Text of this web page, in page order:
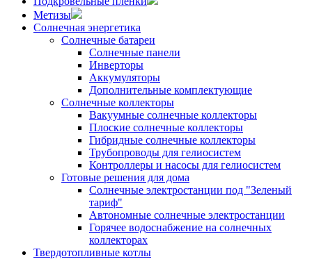
Метизы
Солнечная энергетика
Солнечные батареи
Солнечные панели
Инверторы
Аккумуляторы
Дополнительные комплектующие
Солнечные коллекторы
Вакуумные солнечные коллекторы
Плоские солнечные коллекторы
Гибридные солнечные коллекторы
Трубопроводы для гелиосистем
Контроллеры и насосы для гелиосистем
Готовые решения для дома
Солнечные электростанции под "Зеленый
тариф"
Автономные солнечные электростанции
Горячее водоснабжение на солнечных
коллекторах
Твердотопливные котлы